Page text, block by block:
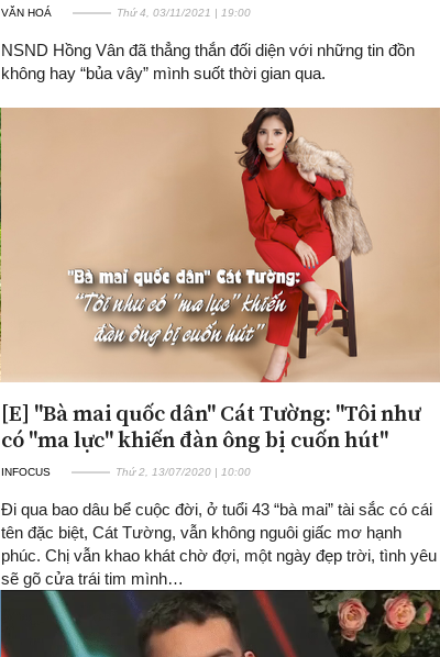
VĂN HOÁ Thứ 4, 03/11/2021 | 19:00
NSND Hồng Vân đã thẳng thắn đối diện với những tin đồn
không hay “bủa vây” mình suốt thời gian qua.
[E] "Bà mai quốc dân" Cát Tường: "Tôi như
có "ma lực" khiến đàn ông bị cuốn hút"
INFOCUS Thứ 2, 13/07/2020 | 10:00
Đi qua bao dâu bể cuộc đời, ở tuổi 43 “bà mai” tài sắc có cái
tên đặc biệt, Cát Tường, vẫn không nguôi giấc mơ hạnh
phúc. Chị vẫn khao khát chờ đợi, một ngày đẹp trời, tình yêu
sẽ gõ cửa trái tim mình…